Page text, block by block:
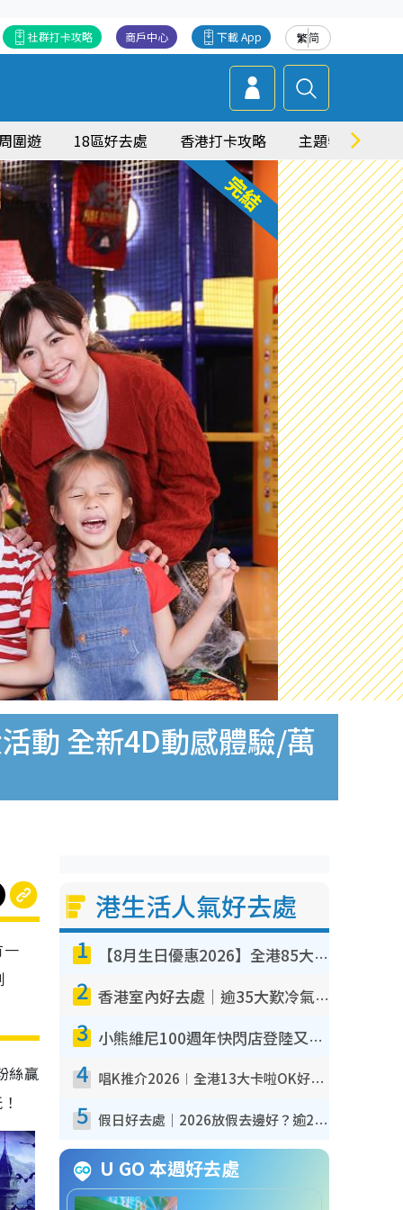
繁简
下載 App
商戶中心
社群打卡攻略
圍遊 18區好去處 香港打卡攻略 主題特集
動 全新4D動感體驗/萬
一
絲贏
港生活人氣好去處
1 【8月生日優惠2026】全港85大食買玩著數攻略 自助餐/火鍋放題同行免費＋誠品/DONKI送現金券
2 香港室內好去處｜逾35大歎冷氣室內好去處推介 室內活動免費避雨無懼落雨
3 小熊維尼100週年快閃店登陸又一城 重現百畝森林經典場景／獨家限定盲盒登場／專屬DIY香水
4 唱K推介2026︱全港13大卡啦OK好去處！最平$36起 日文K都有！(附地址+收費詳情)
5 假日好去處｜2026放假去邊好？逾20放假好去處郊外/秘景 休閒半日或一日遊
U GO 本週好去處